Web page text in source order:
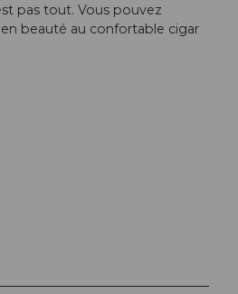
pas tout. Vous pouvez
beauté au confortable cigar